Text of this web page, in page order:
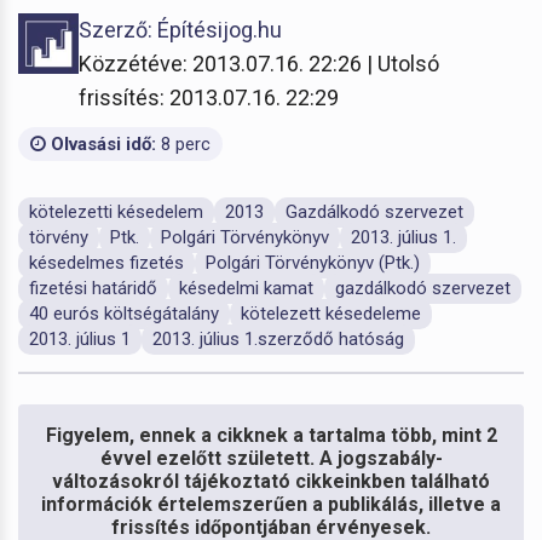
Szerző: Építésijog.hu
Közzétéve: 2013.07.16. 22:26 | Utolsó
frissítés: 2013.07.16. 22:29
Olvasási idő: 8 perc
kötelezetti késedelem 2013
Gazdálkodó szervezet
törvény
Ptk. Polgári Törvénykönyv
2013. július 1.
késedelmes fizetés
Polgári Törvénykönyv (Ptk.)
fizetési határidő
késedelmi kamat
gazdálkodó szervezet
40 eurós költségátalány
kötelezett késedeleme
2013. július 1
2013. július 1.szerződő hatóság
Figyelem, ennek a cikknek a tartalma több, mint 2
évvel ezelőtt született. A jogszabály-
változásokról tájékoztató cikkeinkben található
információk értelemszerűen a publikálás, illetve a
frissítés időpontjában érvényesek.